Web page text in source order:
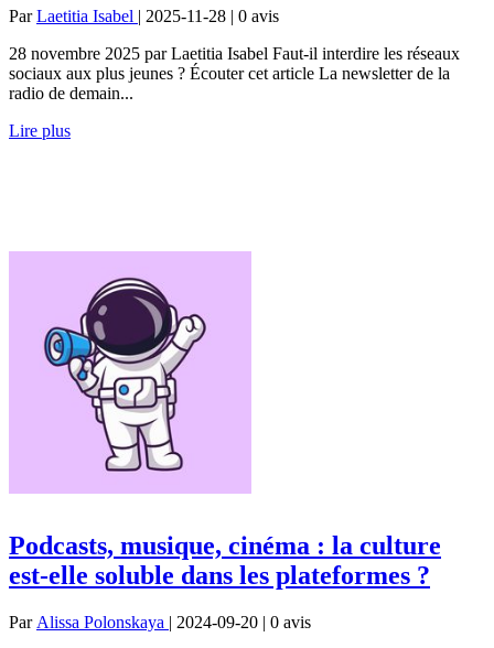
ParLaetitia Isabel | 2025-11-28 | 0 avis
28 novembre 2025 par Laetitia Isabel Faut-il interdire les réseaux
sociaux aux plus jeunes ? Écouter cet article La newsletter de la
radio de demain...
Lire plus
Podcasts, musique, cinéma : la culture
est-elle soluble dans les plateformes ?
Par Alissa Polonskaya | 2024-09-20 | 0 avis